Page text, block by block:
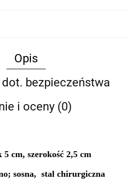
Opis
bezpieczeństwa
i oceny (0)
5 cm, szerokość 2,5 cm
sosna, stal chirurgiczna